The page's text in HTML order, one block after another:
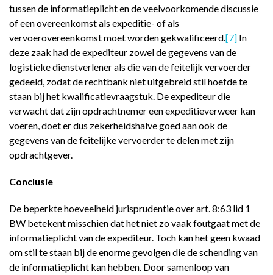
tussen de informatieplicht en de veelvoorkomende discussie
of een overeenkomst als expeditie- of als
vervoerovereenkomst moet worden gekwalificeerd.[7] In
deze zaak had de expediteur zowel de gegevens van de
logistieke dienstverlener als die van de feitelijk vervoerder
gedeeld, zodat de rechtbank niet uitgebreid stil hoefde te
staan bij het kwalificatievraagstuk. De expediteur die
verwacht dat zijn opdrachtnemer een expeditieverweer kan
voeren, doet er dus zekerheidshalve goed aan ook de
gegevens van de feitelijke vervoerder te delen met zijn
opdrachtgever.
Conclusie
De beperkte hoeveelheid jurisprudentie over art. 8:63 lid 1
BW betekent misschien dat het niet zo vaak foutgaat met de
informatieplicht van de expediteur. Toch kan het geen kwaad
om stil te staan bij de enorme gevolgen die de schending van
de informatieplicht kan hebben. Door samenloop van